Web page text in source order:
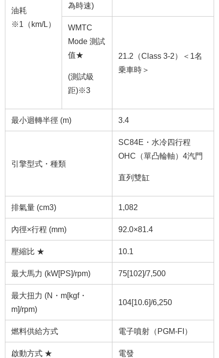
油耗
※1 （km/L）
為時速)
WMTC
Mode 測試
值★
(測試級
距)※3
21.2（Class 3-2）＜1名
乗車時＞
最小迴轉半徑 (m) 3.4
引擎型式・種類
SC84E・水冷四行程
OHC（單凸輪軸）4汽門
直列雙缸
排氣量 (cm3) 1,082
內徑×行程 (mm) 92.0×81.4
壓縮比 ★ 10.1
最大馬力 (kW[PS]/rpm) 75[102]/7,500
最大扭力 (N・m[kgf・
m]/rpm)
104[10.6]/6,250
燃料供給方式 電子噴射（PGM-FI）
啟動方式 ★ 電發